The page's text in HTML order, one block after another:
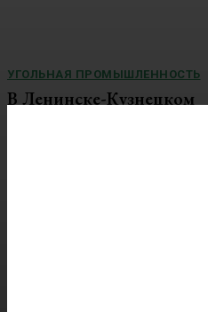
УГОЛЬНАЯ ПРОМЫШЛЕННОСТЬ
В Ленинске-Кузнецком